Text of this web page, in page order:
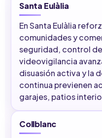
Santa Eulàlia
En Santa Eulàlia
comunidades y
seguridad, control
videovigilancia
disuasión activa y la
continua previenen
garajes, patios
Collblanc